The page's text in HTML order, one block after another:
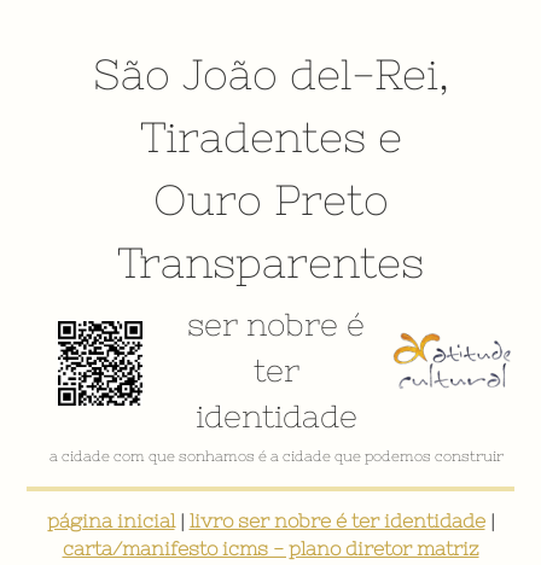
São João del-Rei,
Tiradentes e
Ouro Preto
Transparentes
ser nobre é
ter
identidade
VÍDEO INSTITUCIONAL
página inicial| livro ser nobre é ter identidade|
carta/manifesto icms - plano diretor matriz